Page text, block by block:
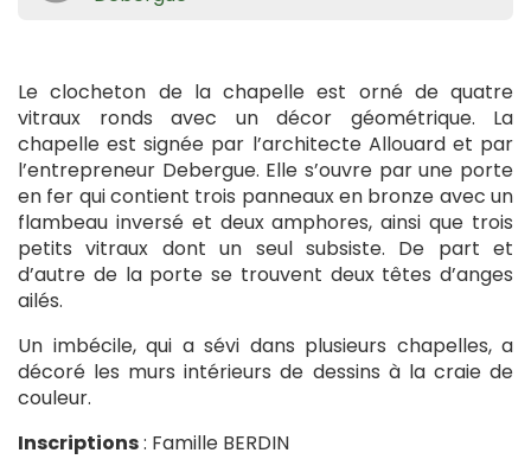
Le clocheton de la chapelle est orné de quatre
vitraux ronds avec un décor géométrique. La
chapelle est signée par l’architecte Allouard et par
l’entrepreneur Debergue. Elle s’ouvre par une porte
en fer qui contient trois panneaux en bronze avec un
flambeau inversé et deux amphores, ainsi que trois
petits vitraux dont un seul subsiste. De part et
d’autre de la porte se trouvent deux têtes d’anges
ailés.
Un imbécile, qui a sévi dans plusieurs chapelles, a
décoré les murs intérieurs de dessins à la craie de
couleur.
Inscriptions: Famille BERDIN